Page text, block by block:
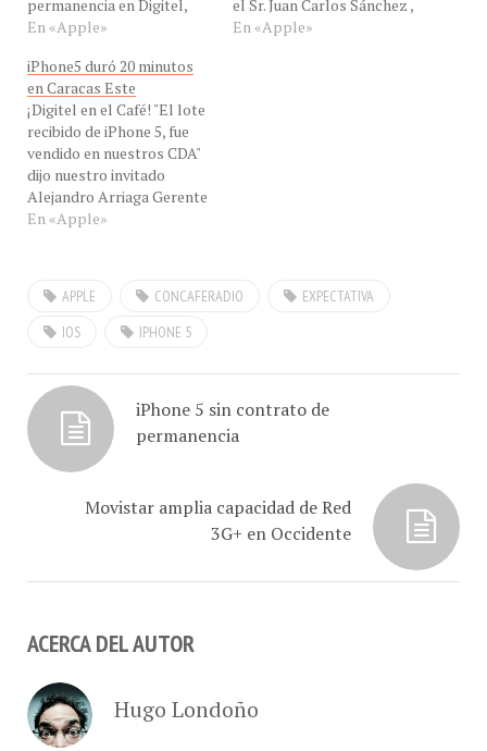
por instrucciones de Juan
Carlos Sánchez VP de
Publicidad y Mercadeo" dijo
hoy, a las 9 de la mañana,
EN VIVO nuestro invitado
Juan Carlos Villasmil
Gerente…
En «Apple»
Vice Presidente de
Publicidad y Mercadeo de
En «Apple»
iPhone5 duró 20 minutos
en Caracas Este
¡Digitel en el Café! "El lote
recibido de iPhone 5, fue
vendido en nuestros CDA"
dijo nuestro invitado
Alejandro Arriaga Gerente
General de la Región
Caracas Este de Digitel,
del iPhone 5, en el día de
ayer en los CDA de la…
En «Apple»
APPLE CONCAFERADIO
EXPECTATIVA
IOS
IPHONE 5
iPhone 5 sin contrato de
permanencia
Movistar amplia capacidad de Red
3G+ en Occidente
ACERCA DEL AUTOR
Hugo Londoño